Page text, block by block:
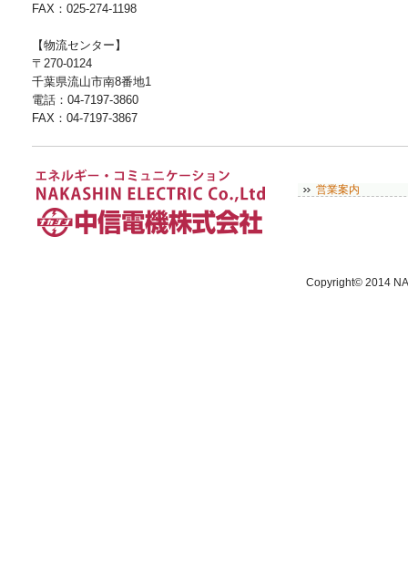
FAX：025-274-1198
【物流センター】
〒270-0124
千葉県流山市南8番地1
電話：04-7197-3860
FAX：04-7197-3867
営業案内
Copyright© 2014